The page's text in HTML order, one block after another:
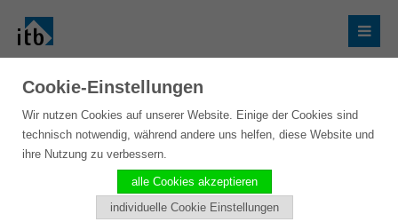
Cookie-Einstellungen
Wir nutzen Cookies auf unserer Website. Einige der Cookies sind
technisch notwendig, während andere uns helfen, diese Website und
ihre Nutzung zu verbessern.
alle Cookies akzeptieren
individuelle Cookie Einstellungen